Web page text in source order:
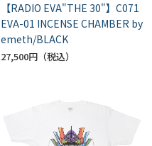
【RADIO EVA"THE 30"】C071
EVA-01 INCENSE CHAMBER by
emeth/BLACK
27,500円